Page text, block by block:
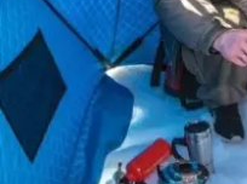
теме
в